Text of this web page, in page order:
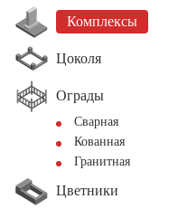
Комплексы
Цоколя
Ограды
Сварная
Кованная
Гранитная
Цветники